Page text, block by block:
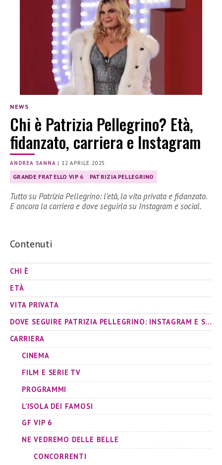
NEWS
Chi è Patrizia Pellegrino? Età,
fidanzato, carriera e Instagram
ANDREA SANNA | 12 APRILE 2025
GRANDE FRATELLO VIP 6 PATRIZIA PELLEGRINO
Tutto su Patrizia Pellegrino: l’età, la vita privata e fidanzato.
E ancora la carriera e dove seguirla su Instagram e social.
Contenuti
CHI È
ETÀ
VITA PRIVATA
DOVE SEGUIRE PATRIZIA PELLEGRINO: INSTAGRAM E SOCIAL
CARRIERA
CINEMA
FILM E SERIE TV
PROGRAMMI
L’ISOLA DEI FAMOSI
GF VIP 6
NE VEDREMO DELLE BELLE
CONCORRENTI